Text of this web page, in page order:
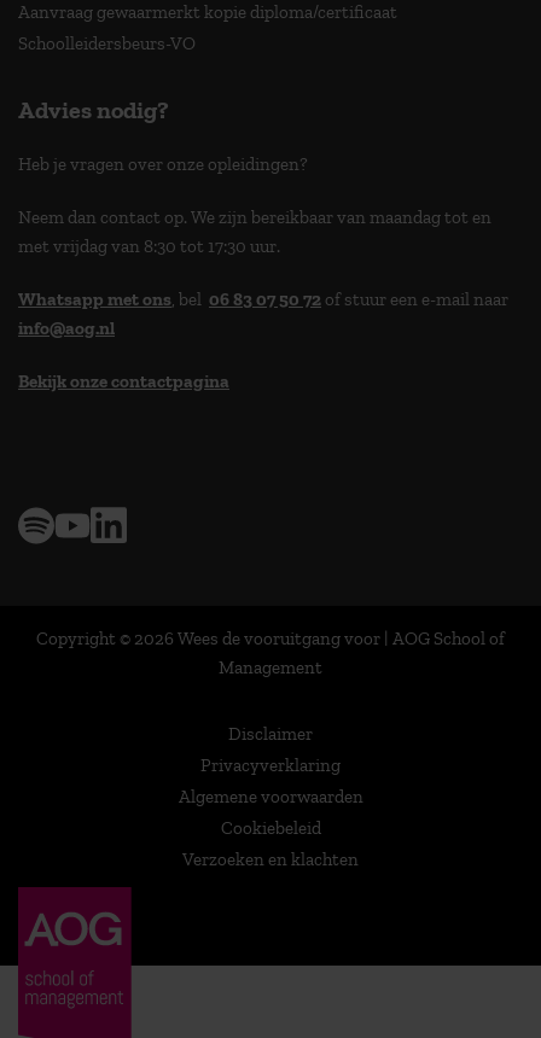
Aanvraag gewaarmerkt kopie diploma/certificaat
Schoolleidersbeurs-VO
Advies nodig?
Heb je vragen over onze opleidingen?
Neem dan contact op. We zijn bereikbaar van maandag tot en
met vrijdag van 8:30 tot 17:30 uur.
Whatsapp met ons, bel 06 83 07 50 72 of stuur een e-mail naar
info@aog.nl
Bekijk onze contactpagina
Copyright © 2026 Wees de vooruitgang voor | AOG School of
Management
Disclaimer
Privacyverklaring
Algemene voorwaarden
Cookiebeleid
Verzoeken en klachten